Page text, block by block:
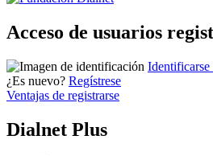
Acceso de usuarios
Identificarse
¿Es nuevo? Regístrese
Ventajas de registrarse
Dialnet Plus